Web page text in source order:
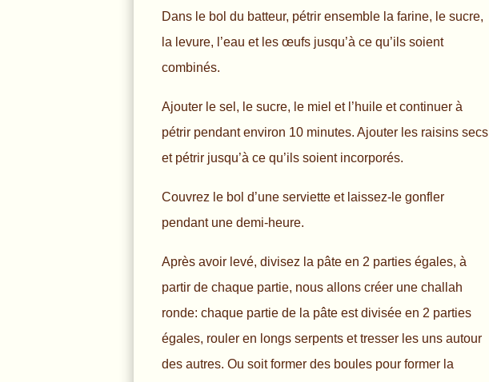
Dans le bol du batteur, pétrir ensemble la farine, le sucre,
la levure, l’eau et les œufs jusqu’à ce qu’ils soient
combinés.
Ajouter le sel, le sucre, le miel et l’huile et continuer à
pétrir pendant environ 10 minutes. Ajouter les raisins secs
et pétrir jusqu’à ce qu’ils soient incorporés.
Couvrez le bol d’une serviette et laissez-le gonfler
pendant une demi-heure.
Après avoir levé, divisez la pâte en 2 parties égales, à
partir de chaque partie, nous allons créer une challah
ronde: chaque partie de la pâte est divisée en 2 parties
égales, rouler en longs serpents et tresser les uns autour
des autres. Ou soit former des boules pour former la